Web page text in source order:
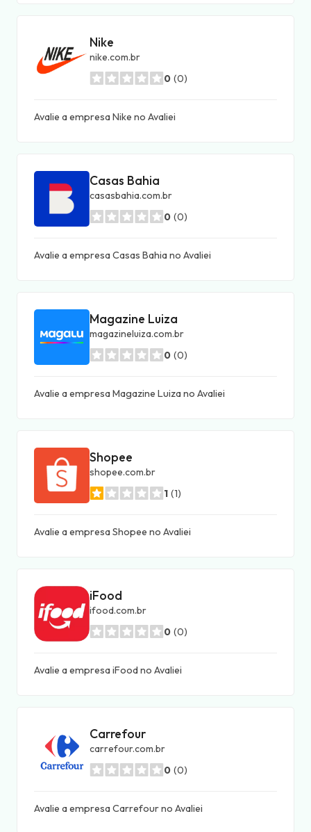
Nike
nike.com.br
0 (0)
Avalie a empresa Nike no Avaliei
Casas Bahia
casasbahia.com.br
0 (0)
Avalie a empresa Casas Bahia no Avaliei
Magazine Luiza
magazineluiza.com.br
0 (0)
Avalie a empresa Magazine Luiza no Avaliei
Shopee
shopee.com.br
1 (1)
Avalie a empresa Shopee no Avaliei
iFood
ifood.com.br
0 (0)
Avalie a empresa iFood no Avaliei
Carrefour
carrefour.com.br
0 (0)
Avalie a empresa Carrefour no Avaliei